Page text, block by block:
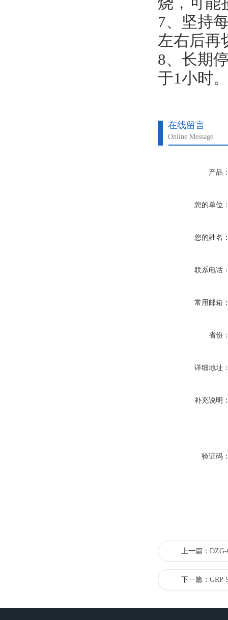
7、坚持
左右后再
8、长期
于1小时
在线留言
Online Message
产品
您的单位
您的姓名
联系电话
常用邮箱
省份
详细地址
补充说明
验证码
上一篇：
下一篇：